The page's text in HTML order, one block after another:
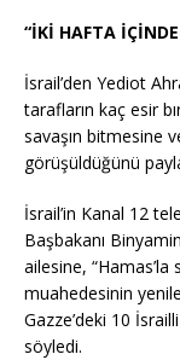
“İKİ HAFTA
İsrail’den Yediot
tarafların kaç esir
savaşın bitmesine
görüşüldüğünü
İsrail’in Kanal 12
Başbakanı
ailesine, “Hamas’la
muahedesinin
Gazze’deki 10 İsrailli
söyledi.